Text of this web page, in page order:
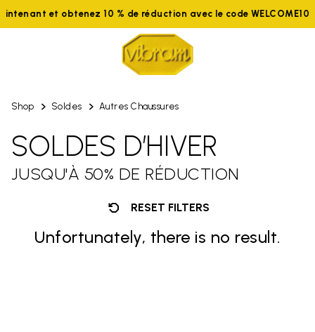
et obtenez 10 % de réduction avec le code WELCOME10
Shop Soldes Autres Chaussures
SOLDES D’HIVER
JUSQU'À 50% DE RÉDUCTION
RESET FILTERS
Unfortunately, there is no result.